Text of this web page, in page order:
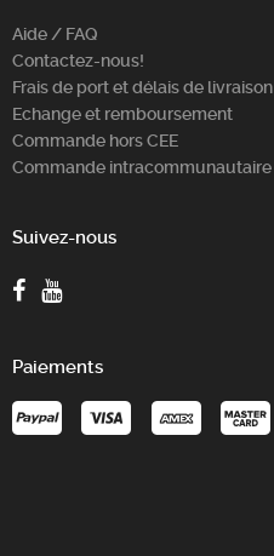
Aide / FAQ
Contactez-nous!
Frais de port et délais de livraison
Echange et remboursement
Commande hors CEE
Commande intracommunautaire
Suivez-nous
Paiements